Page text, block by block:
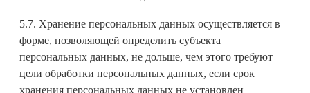
5.7. Хранение персональных данных осуществляется в
форме, позволяющей определить субъекта
персональных данных, не дольше, чем этого требуют
цели обработки персональных данных, если срок
хранения персональных данных не установлен